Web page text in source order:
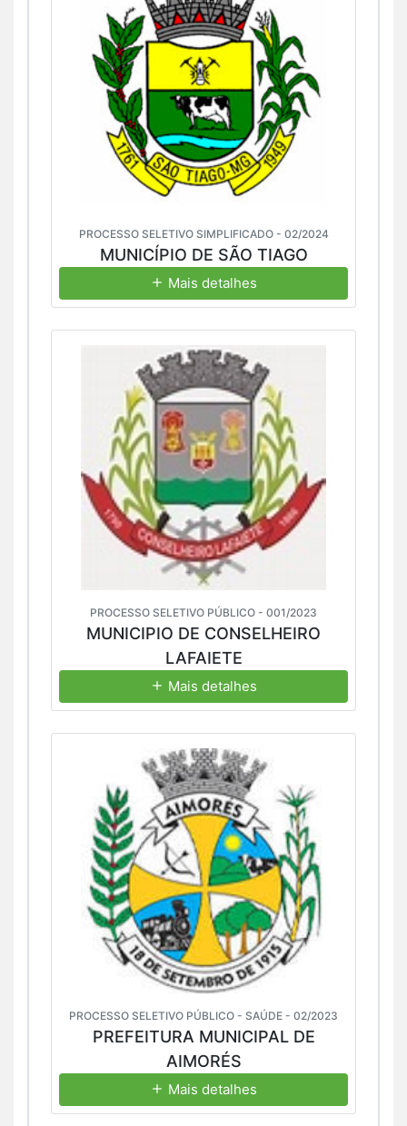
PROCESSO SELETIVO SIMPLIFICADO - 02/2024
MUNICÍPIO DE SÃO TIAGO
Mais detalhes
PROCESSO SELETIVO PÚBLICO - 001/2023
MUNICIPIO DE CONSELHEIRO
LAFAIETE
Mais detalhes
PROCESSO SELETIVO PÚBLICO - SAÚDE - 02/2023
PREFEITURA MUNICIPAL DE
AIMORÉS
Mais detalhes